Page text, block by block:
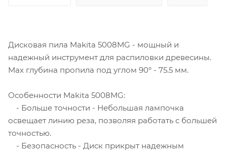
Дисковая пила Makita 5008MG - мощный и
надежный инструмент для распиловки древесины.
Max глубина пропила под углом 90° - 75.5 мм.
Особенности Makita 5008MG:
- Больше точности - Небольшая лампочка
освещает линию реза, позволяя работать с большей
точностью.
- Безопасность - Диск прикрыт надежным